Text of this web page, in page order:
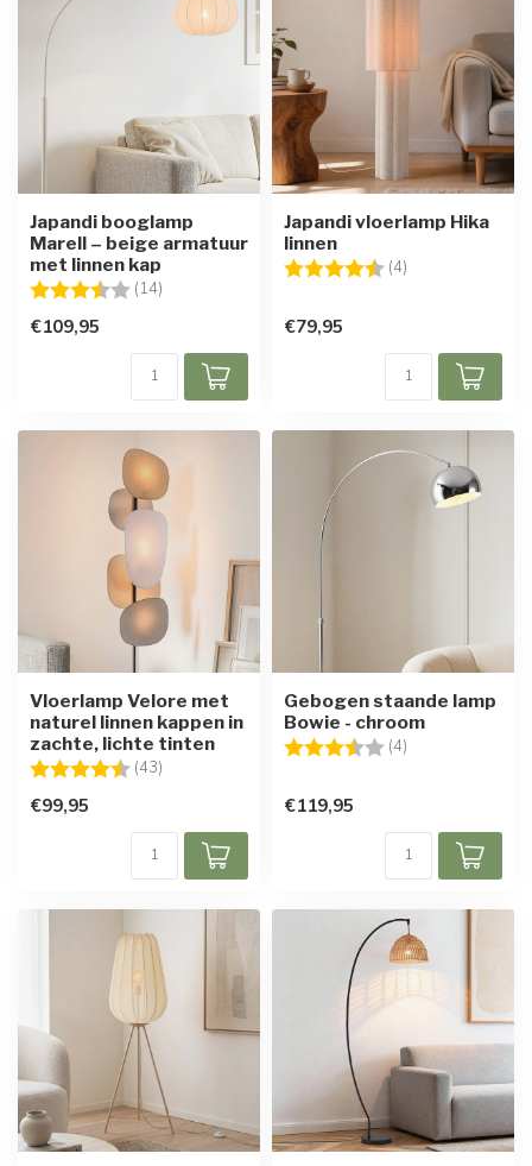
Japandi booglamp
Marell – beige armatuur
met linnen kap
Beoordeling: (14)
€109,95
Japandi vloerlamp Hika
linnen
Beoordeling: (4)
€79,95
Vloerlamp Velore met
naturel linnen kappen in
zachte, lichte tinten
Beoordeling: (43)
€99,95
Gebogen staande lamp
Bowie - chroom
Beoordeling: (4)
€119,95